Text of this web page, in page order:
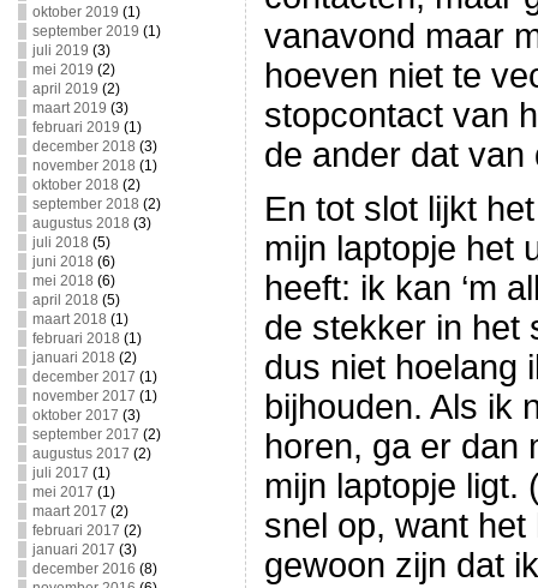
oktober 2019 (1)
september 2019 (1)
juli 2019 (3)
mei 2019 (2)
april 2019 (2)
maart 2019 (3)
februari 2019 (1)
december 2018 (3)
november 2018 (1)
oktober 2018 (2)
september 2018 (2)
augustus 2018 (3)
juli 2018 (5)
juni 2018 (6)
mei 2018 (6)
april 2018 (5)
maart 2018 (1)
februari 2018 (1)
januari 2018 (2)
december 2017 (1)
november 2017 (1)
oktober 2017 (3)
september 2017 (2)
augustus 2017 (2)
juli 2017 (1)
mei 2017 (1)
maart 2017 (2)
februari 2017 (2)
januari 2017 (3)
december 2016 (8)
vanavond maar
hoeven niet te
stopcontact van
de ander dat van
En tot slot lijkt
mijn laptopje het
heeft: ik kan ‘m
de stekker in het
dus niet hoelang
bijhouden. Als ik
horen, ga er dan
mijn laptopje ligt.
snel op, want
gewoon zijn dat